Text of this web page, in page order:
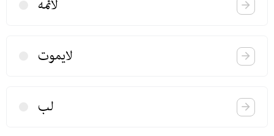
لائمه
لا‌یموت
لب